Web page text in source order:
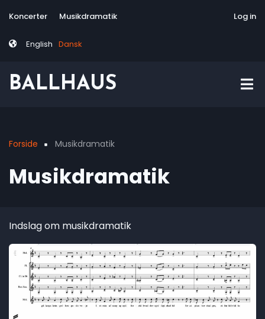
to
content
Tag
Koncerter Musikdramatik Via Artis
English Dansk
Log in
BALLHAUS
Forside Musikdramatik
Musikdramatik
Indslag om musikdramatik